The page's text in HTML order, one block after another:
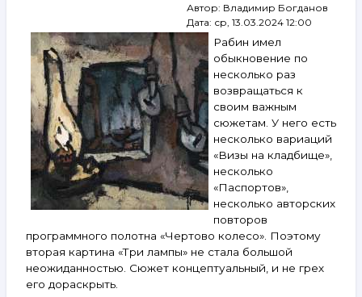
Ситников
и другие.
28 августа —
3 сентября
2024
Автор: Владимир Богданов
Дата: ср, 13.03.2024 12:00
Рабин имел
обыкновение по
несколько раз
возвращаться к
своим важным
сюжетам. У него есть
несколько вариаций
«Визы на кладбище»,
несколько
«Паспортов»,
несколько авторских
повторов
программного полотна «Чертово колесо». Поэтому
вторая картина «Три лампы» не стала большой
неожиданностью. Сюжет концептуальный, и не грех
его дораскрыть.